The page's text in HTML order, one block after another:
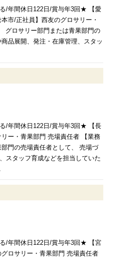
/年間休日122日/賞与年3回★ 【愛
市/正社員】西友のグロサリー・
グロサリー部門または青果部門の
品展開、発注・在庫管理、スタッ
/年間休日122日/賞与年3回★ 【長
ー・青果部門 売場責任者 【業務
門の売場責任者として、 売場づ
スタッフ育成などを担当していた
/年間休日122日/賞与年3回★ 【宮
ロサリー・青果部門 売場責任者